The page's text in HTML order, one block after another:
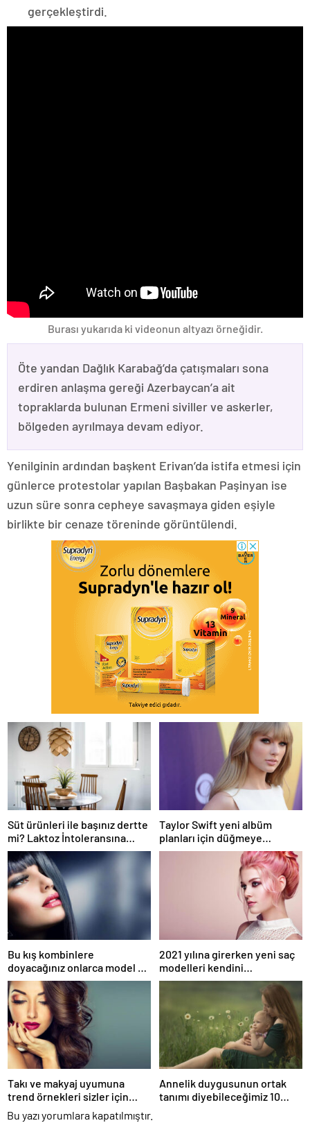
gerçekleştirdi.
Burası yukarıda ki videonun altyazı örneğidir.
Öte yandan Dağlık Karabağ’da çatışmaları sona
erdiren anlaşma gereği Azerbaycan’a ait
topraklarda bulunan Ermeni siviller ve askerler,
bölgeden ayrılmaya devam ediyor.
Yenilginin ardından başkent Erivan’da istifa etmesi için
günlerce protestolar yapılan Başbakan Paşinyan ise
uzun süre sonra cepheye savaşmaya giden eşiyle
birlikte bir cenaze töreninde görüntülendi.
Süt ürünleri ile başınız dertte
mi? Laktoz İntoleransına
sahip olabilirsiniz!
Taylor Swift yeni albüm
planları için düğmeye
bastığını sosyal medyadan
Bu kış kombinlere
doyacağınız onlarca model ve
onlarca detay.
2021 yılına girerken yeni saç
modelleri kendini
göstermeye başladı.
Takı ve makyaj uyumuna
trend örnekleri sizler için
derledik.
Annelik duygusunun ortak
tanımı diyebileceğimiz 10
Bu yazı yorumlara kapatılmıştır.